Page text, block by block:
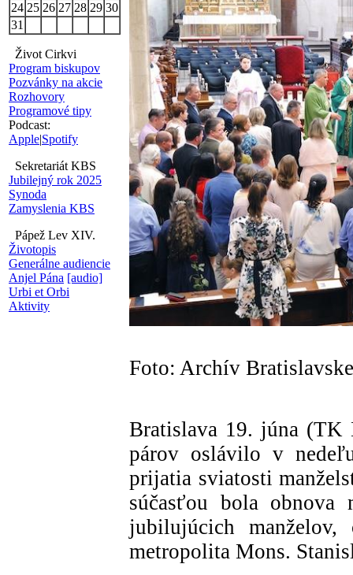
24 25 26 27 28 29 30
31
Život Cirkvi
Program biskupov
Pozvánky na akcie
Rozhovory
Programové tipy
Podcast:
Apple|Spotify
Sekretariát KBS
Jubilejný rok 2025
Synoda
Zamyslenia KBS
Pápež Lev XIV.
Životopis
Generálne audiencie
Anjel Pána [audio]
Urbi et Orbi
Aktivity
Foto: Archív
Bratislava 19. júna (TK
párov oslávilo v
prijatia sviatosti
súčasťou bola obnova
jubilujúcich manželov,
metropolita Mons.